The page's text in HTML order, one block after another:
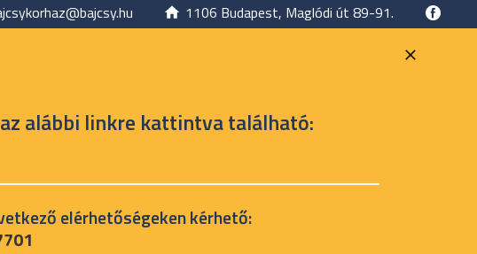
1106 Budapest, Maglódi út 89-91.
alábbi linkre kattintva található:
elérhetőségeken kérhető: